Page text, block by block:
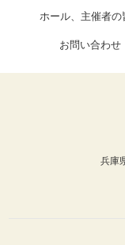
ホール、主催者の
お問い合わせ
兵庫